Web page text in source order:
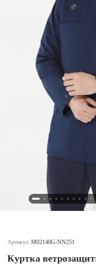
Нижегородская область (1)
Новосибирская область (3)
Омская область (5)
Республика Башкортостан (3)
Республика Крым (1)
Республика Татарстан (2)
Ростовская область (2)
Самарская область (1)
Санкт-Петербург и ЛО (3)
Саратовская область (1)
Свердловская область (5)
Северная Осетия (2)
Смоленская область (1)
Ставропольский край (5)
Томская область (1)
Тульская область (1)
Тюменская область (3)
Артикул: M02140G-NN251
Куртка